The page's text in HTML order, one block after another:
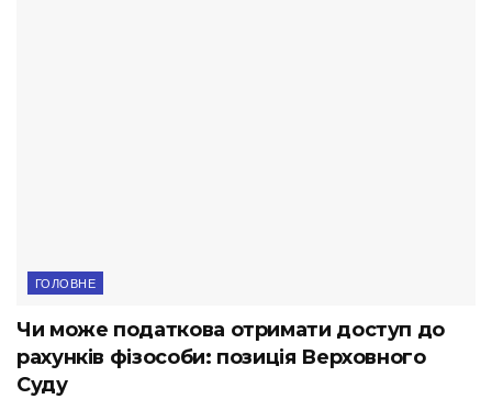
ГОЛОВНЕ
Чи може податкова отримати доступ до
рахунків фізособи: позиція Верховного
Суду